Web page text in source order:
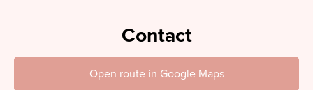
Contact
Open route in Google Maps